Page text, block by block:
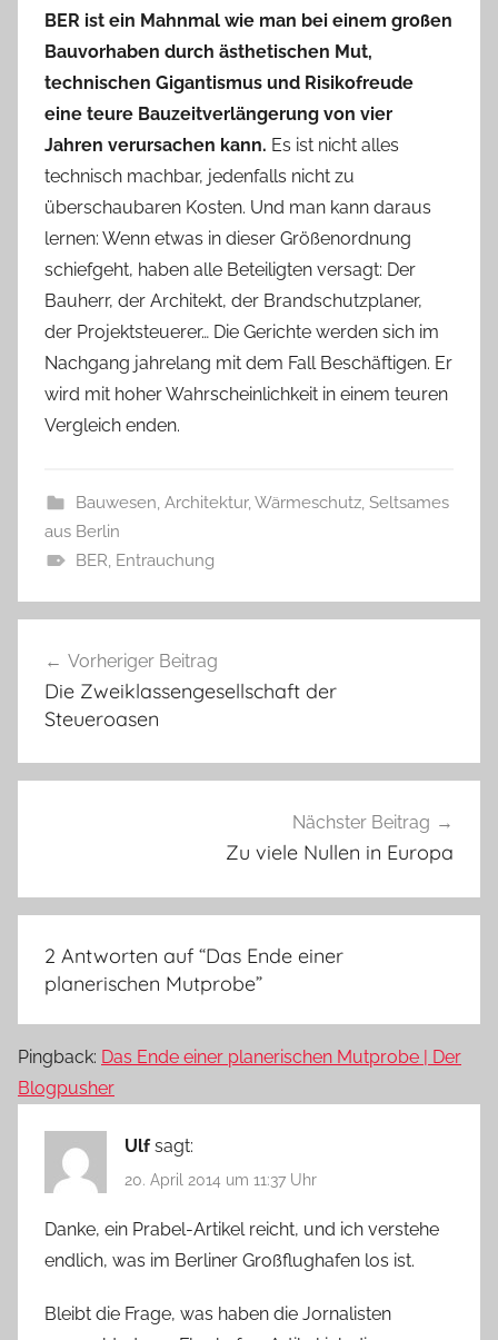
BER ist ein Mahnmal wie man bei einem großen
Bauvorhaben durch ästhetischen Mut,
technischen Gigantismus und Risikofreude
eine teure Bauzeitverlängerung von vier
Jahren verursachen kann. Es ist nicht alles
technisch machbar, jedenfalls nicht zu
überschaubaren Kosten. Und man kann daraus
lernen: Wenn etwas in dieser Größenordnung
schiefgeht, haben alle Beteiligten versagt: Der
Bauherr, der Architekt, der Brandschutzplaner,
der Projektsteuerer… Die Gerichte werden sich im
Nachgang jahrelang mit dem Fall Beschäftigen. Er
wird mit hoher Wahrscheinlichkeit in einem teuren
Vergleich enden.
Bauwesen, Architektur, Wärmeschutz, Seltsames
aus Berlin
BER, Entrauchung
Vorheriger Beitrag
Die Zweiklassengesellschaft der
Steueroasen
Nächster Beitrag
Zu viele Nullen in Europa
2 Antworten auf “Das Ende einer
planerischen Mutprobe”
Pingback: Das Ende einer planerischen Mutprobe | Der
Blogpusher
Ulf sagt:
20. April 2014 um 11:37 Uhr
Danke, ein Prabel-Artikel reicht, und ich verstehe
endlich, was im Berliner Großflughafen los ist.
Bleibt die Frage, was haben die Jornalisten